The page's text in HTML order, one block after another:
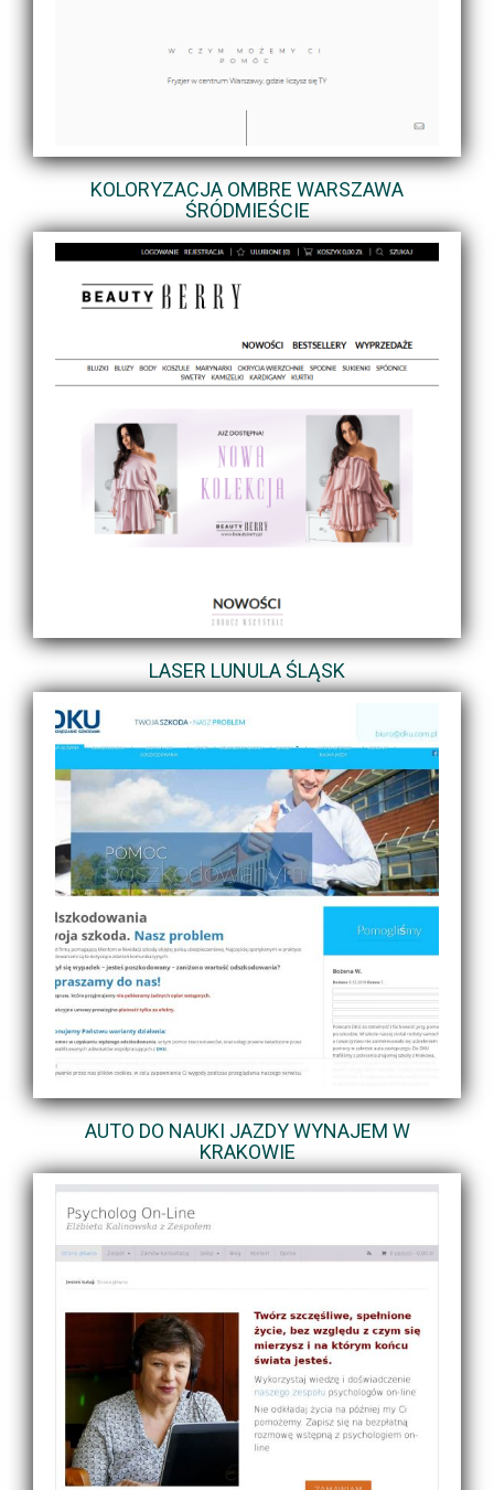
KOLORYZACJA OMBRE WARSZAWA
ŚRÓDMIEŚCIE
LASER LUNULA ŚLĄSK
AUTO DO NAUKI JAZDY WYNAJEM W
KRAKOWIE